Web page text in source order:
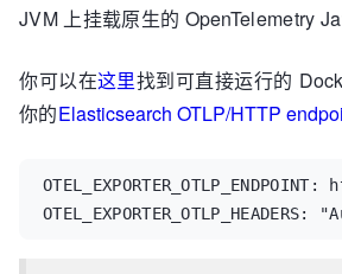
JVM 上挂载原生的 OpenTelemetry
你可以在这里找到可直接运行的
你的Elasticsearch OTLP/HTTP